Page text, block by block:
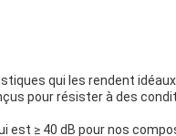
qui les rendent
pour résister à des
≥ 40 dB pour nos